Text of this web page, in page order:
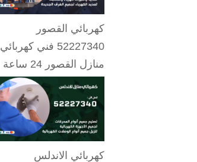
كهربائي القصور
52227340 فني كهربائي
منازل القصور 24 ساعة
كهربائي الاندلس